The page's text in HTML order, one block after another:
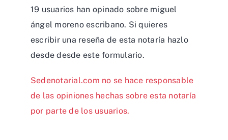
19 usuarios han opinado sobre miguel
ángel moreno escribano. Si quieres
escribir una reseña de esta notaría hazlo
desde desde este formulario.
Sedenotarial.com no se hace responsable
de las opiniones hechas sobre esta notaría
por parte de los usuarios.